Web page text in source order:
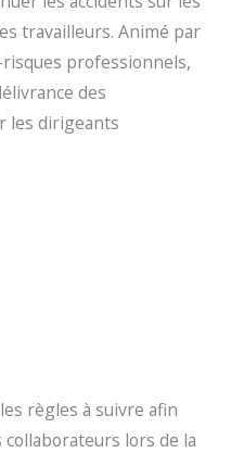
travailleurs. Animé par
risques professionnels,
des
les dirigeants
règles à suivre afin
collaborateurs lors de la